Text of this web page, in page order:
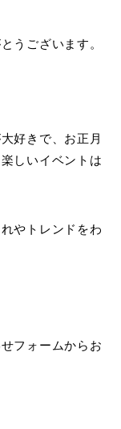
うございます。
好きで、お正月
しいイベントは
やトレンドをわ
フォームからお